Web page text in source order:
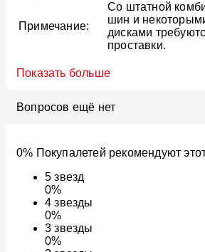
Примечание:
Со штатной
шин и
дисками
проставки.
Показать больше
Вопросов ещё нет
0% Покупалетей рекомендуют
5звезд
0%
4звезды
0%
3звезды
0%